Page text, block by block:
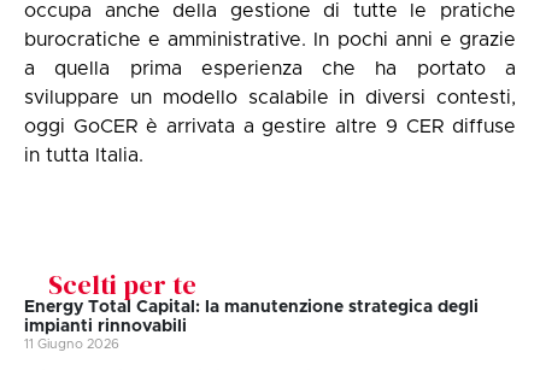
occupa anche della gestione di tutte le pratiche
burocratiche e amministrative. In pochi anni e grazie
a quella prima esperienza che ha portato a
sviluppare un modello scalabile in diversi contesti,
oggi GoCER è arrivata a gestire altre 9 CER diffuse
in tutta Italia.
Scelti per te
Energy Total Capital: la manutenzione strategica degli
impianti rinnovabili
11 Giugno 2026